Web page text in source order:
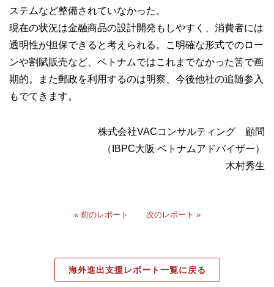
ステムなど整備されていなかった。
現在の状況は金融商品の設計開発もしやすく、消費者には
透明性が担保できると考えられる。こ明確な形式でのロー
ンや割賦販売など、ベトナムではこれまでなかった筈で画
期的。また郵政を利用するのは明察、今後他社の追随参入
もでてきます。
株式会社VACコンサルティング 顧問
（IBPC大阪 ベトナムアドバイザー）
木村秀生
« 前のレポート 次のレポート »
海外進出支援レポート一覧に戻る